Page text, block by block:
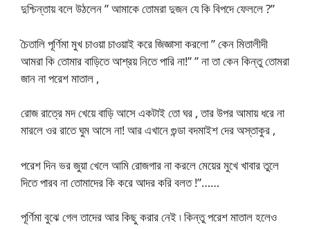
দুশ্চিন্তায় বলে উঠলেন ” আমাকে তোমরা দুজন যে কি বিপদে ফেললে ?”
চৈতালি পূর্ণিমা মুখ চাওয়া চাওয়াই করে জিজ্ঞাসা করলো ” কেন মিতালীদী
আমরা কি তোমার বাড়িতে আশ্রয় নিতে পারি না!” ” না তা কেন কিন্তু তোমরা
জান না পরেশ মাতাল ,
রোজ রাত্রে মদ খেয়ে বাড়ি আসে একটাই তো ঘর , তার উপর আমায় ধরে না
মারলে ওর রাতে ঘুম আসে না! আর এখানে গুন্ডা বদমাইশ দের অস্তাকুর ,
পরেশ দিন ভর জুয়া খেলে আমি রোজগার না করলে মেয়ের মুখে খাবার তুলে
দিতে পারব না তোমাদের কি করে আদর করি বলত !”……
পূর্ণিমা বুঝে গেল তাদের আর কিছু করার নেই ৷ কিন্তু পরেশ মাতাল হলেও